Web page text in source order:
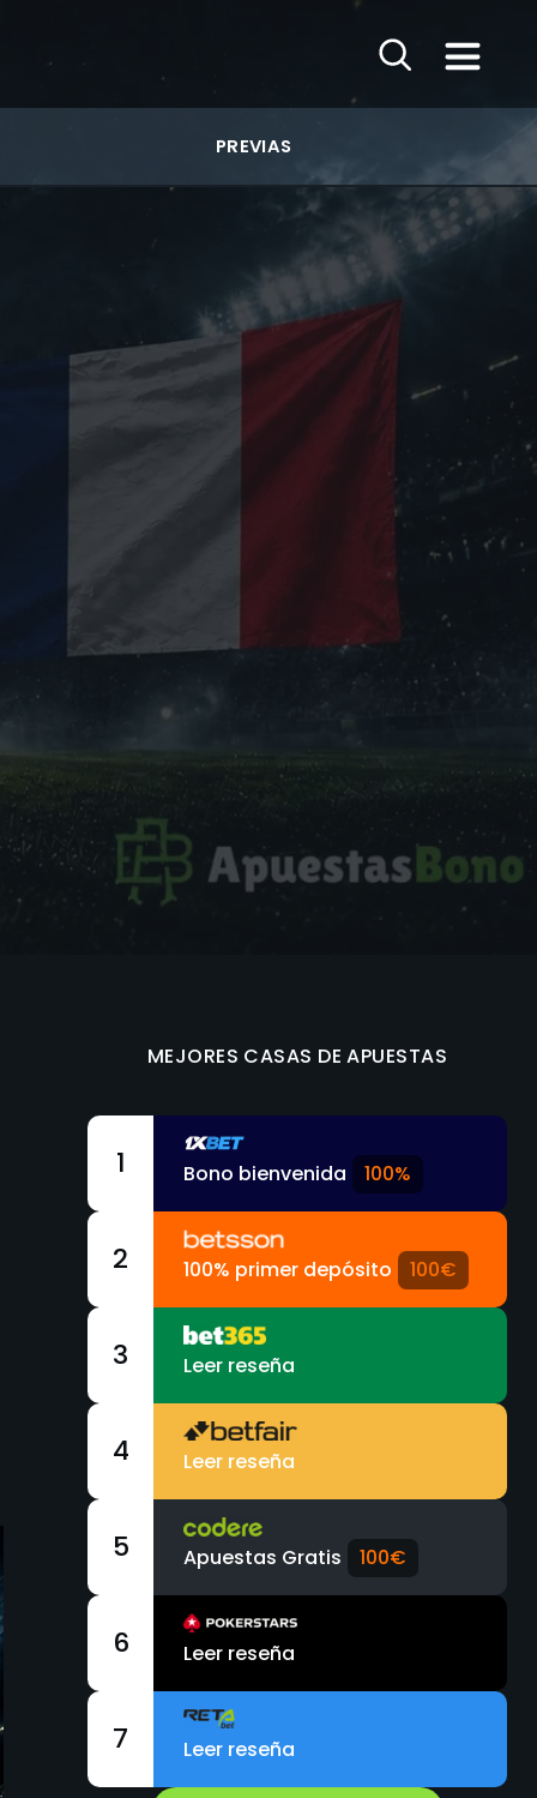
PREVIAS
MEJORES CASAS DE APUESTAS
1 Bono bienvenida 100%
2 100% primer depósito 100€
3 Leer reseña
4 Leer reseña
5 Apuestas Gratis 100€
6 Leer reseña
7 Leer reseña